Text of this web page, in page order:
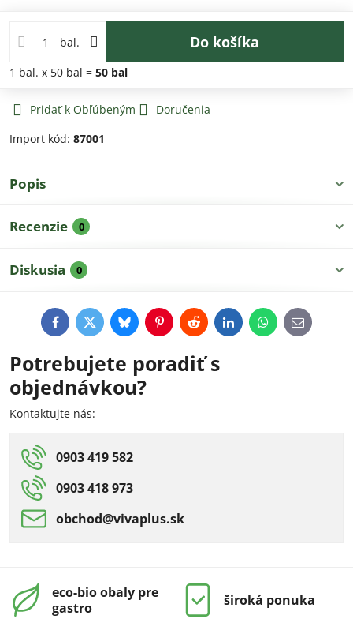
bal. Do košíka
1 bal. x 50 bal = 50 bal
Pridať k Obľúbeným
Doručenia
Import kód: 87001
Popis
Recenzie 0
Diskusia 0
FacebookTwitterBlueskyPinterestRedditLinkedInWhatsApp
E-
mail
Potrebujete poradiť s
objednávkou?
Kontaktujte nás:
0903 419 582
0903 418 973
obchod​@vivaplus​.sk
eco-bio obaly pre
gastro
široká ponuka